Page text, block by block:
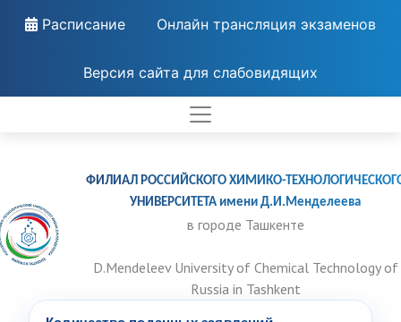
Расписание Онлайн трансляция экзаменов
Версия сайта для слабовидящих
ФИЛИАЛ РОССИЙСКОГО ХИМИКО-
УНИВЕРСИТЕТА имени Д.И.Менделеева
в городе Ташкенте
D.Mendeleev University of Chemical Technology of
Russia in Tashkent